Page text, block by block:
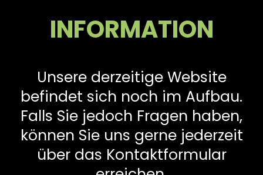
INFORMATION
Unsere derzeitige Website
befindet sich noch im Aufbau.
Falls Sie jedoch Fragen haben,
können Sie uns gerne jederzeit
über das Kontaktformular